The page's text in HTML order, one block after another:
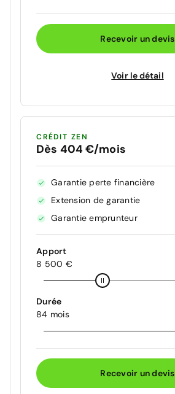
Recevoir un devis
Voir le détail
CRÉDIT ZEN
Dès 404 €/mois
Garantie perte financière
Extension de garantie
Garantie emprunteur
Apport
8 500 €
Durée
84 mois
Recevoir un devis